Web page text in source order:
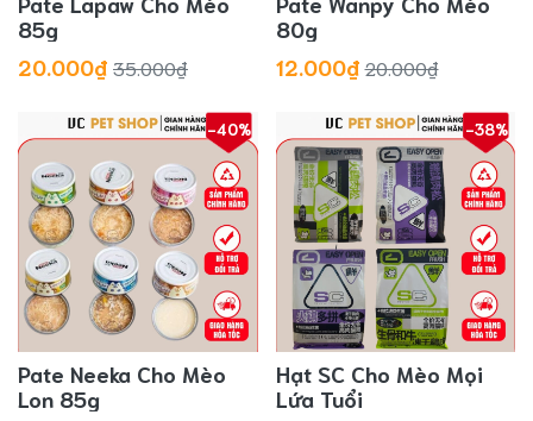
85g
20.000₫ 35.000₫
80g
12.000₫ 20.000₫
-40%
Pate Neeka Cho Mèo
Lon 85g
-38%
Hạt SC Cho Mèo Mọi
Lứa Tuổi